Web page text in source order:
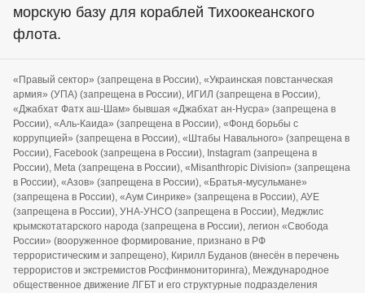
морскую базу для кораблей Тихоокеанского
флота.
«Правый сектор» (запрещена в России), «Украинская повстанческая
армия» (УПА) (запрещена в России), ИГИЛ (запрещена в России),
«Джабхат Фатх аш-Шам» бывшая «Джабхат ан-Нусра» (запрещена в
России), «Аль-Каида» (запрещена в России), «Фонд борьбы с
коррупцией» (запрещена в России), «Штабы Навального» (запрещена в
России), Facebook (запрещена в России), Instagram (запрещена в
России), Meta (запрещена в России), «Misanthropic Division» (запрещена
в России), «Азов» (запрещена в России), «Братья-мусульмане»
(запрещена в России), «Аум Синрике» (запрещена в России), АУЕ
(запрещена в России), УНА-УНСО (запрещена в России), Меджлис
крымскотатарского народа (запрещена в России), легион «Свобода
России» (вооруженное формирование, признано в РФ
террористическим и запрещено), Кирилл Буданов (внесён в перечень
террористов и экстремистов Росфинмониторинга), Международное
общественное движение ЛГБТ и его структурные подразделения